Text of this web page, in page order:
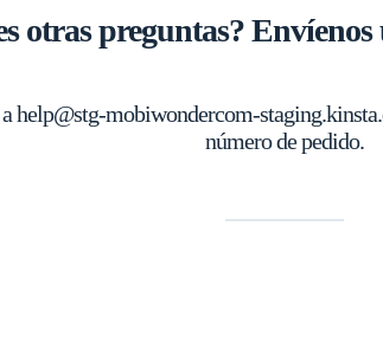
otras preguntas?
help@stg-mobiwondercom-
número de pedido.